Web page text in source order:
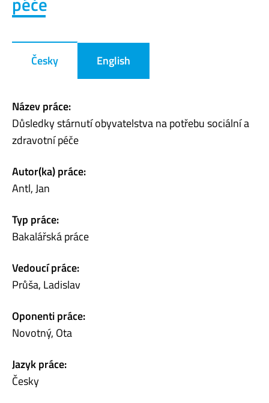
Česky English
Název práce:
Důsledky stárnutí obyvatelstva na potřebu sociální a
zdravotní péče
Autor(ka) práce:
Antl, Jan
Typ práce:
Bakalářská práce
Vedoucí práce:
Průša, Ladislav
Oponenti práce:
Novotný, Ota
Jazyk práce:
Česky